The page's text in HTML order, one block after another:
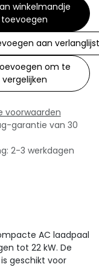
winkelmandje
toevoegen
om te
vergelijken
aan verlanglijst
voorwaarden
garantie van 30
2-3 werkdagen
AC laadpaal
tot 22 kW. De
geschikt voor